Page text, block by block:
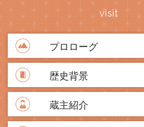
visit
プロローグ
歴史背景
蔵主紹介